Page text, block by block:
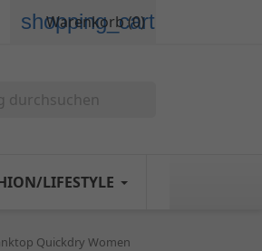
shopping_cart
Warenkorb(0)
LIFESTYLE
Quickdry Women